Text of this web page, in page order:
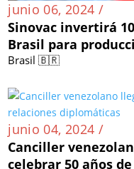
junio 06, 2024 /
Sinovac invertirá
Brasil para
Brasil 🇧🇷
junio 04, 2024 /
Canciller
celebrar 50 años